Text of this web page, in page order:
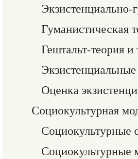
Экзистенциально-
Гуманистическая
Гештальт-теория и
Оценка
Социокультурная
Социокультурные
Социокультурные